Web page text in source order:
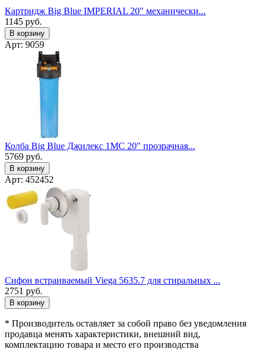
Картридж Big Blue IMPERIAL 20" механически...
1145 руб.
В корзину
Арт: 9059
Колба Big Blue Джилекс 1МС 20" прозрачная...
5769 руб.
В корзину
Арт: 452452
Сифон встраиваемый Viega 5635.7 для стиральных ...
2751 руб.
В корзину
* Производитель оставляет за собой право без уведомления
продавца менять характеристики, внешний вид,
комплектацию товара и место его производства